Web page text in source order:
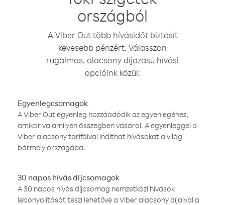
országból
A Viber Out több hívásidőt biztosít
kevesebb pénzért. Válasszon
rugalmas, alacsony díjazású hívási
opcióink közül:
Egyenlegcsomagok
A Viber Out egyenleg hozzáadódik az egyenlegéhez,
amikor valamilyen összegben vásárol. A egyenleggel a
Viber alacsony tarifáival indíthat hívásokat a világ
bármely országába.
30 napos hívás díjcsomagok
A 30 napos hívás díjcsomag nemzetközi hívások
lebonyolítását teszi lehetővé a Viber alacsony díjaival a